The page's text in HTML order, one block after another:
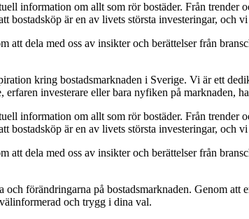
information om allt som rör bostäder. Från
är en av livets största investeringar, och
att dela med oss av insikter och berättelser från
kring bostadsmarknaden i Sverige. Vi är ett
investerare eller bara nyfiken på marknaden,
information om allt som rör bostäder. Från
är en av livets största investeringar, och
att dela med oss av insikter och berättelser från
och förändringarna på bostadsmarknaden. Genom
och trygg i dina val.